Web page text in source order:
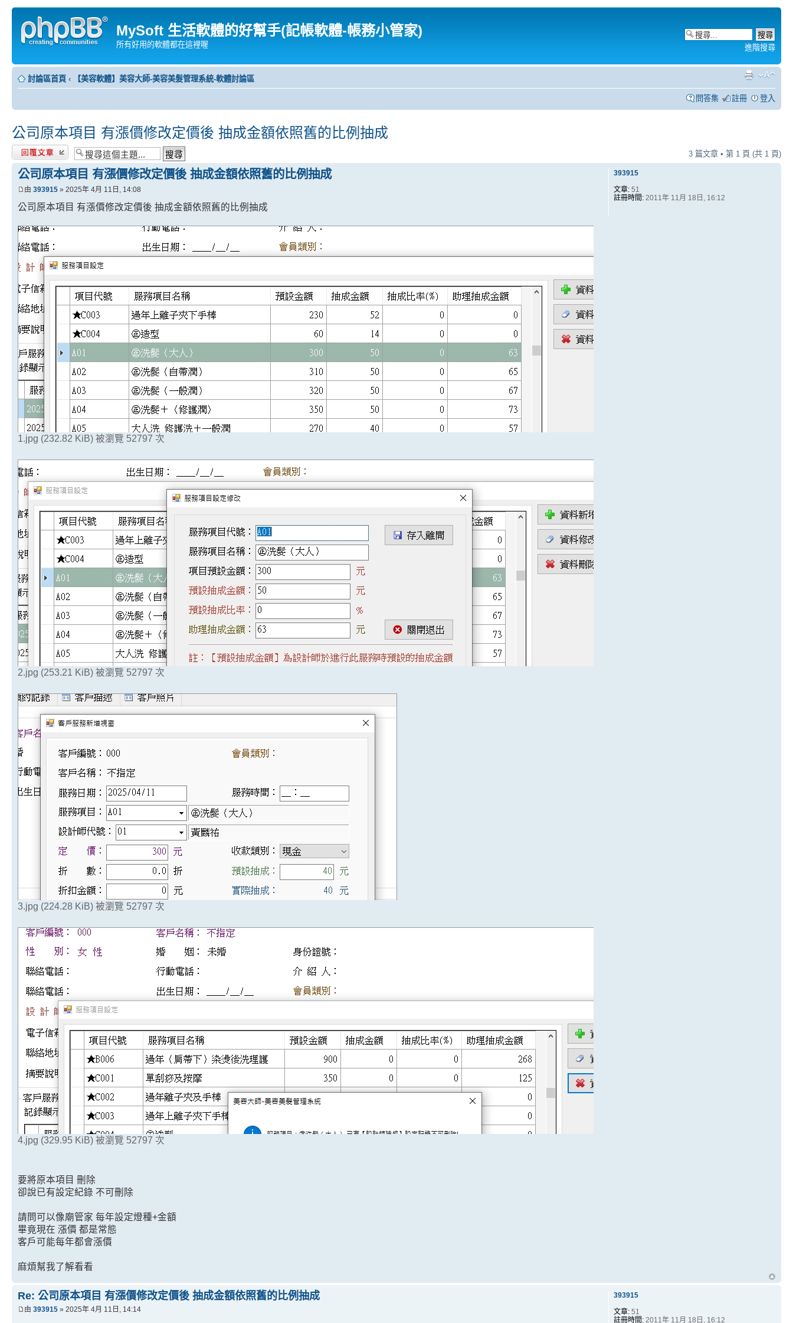
MySoft 生活軟體的好幫手(記帳軟體-帳務小管家)
所有好用的軟體都在這裡喔 進階搜尋
討論區首頁 ‹ 【美容軟體】美容大師-美容美髮管理系統-軟體討論區
問答集 註冊 登入
公司原本項目 有漲價修改定價後 抽成金額依照舊的比例抽成
發表回覆 3 篇文章 • 第 1 頁 (共 1 頁)
公司原本項目 有漲價修改定價後 抽成金額依照舊的比例抽成
由 393915 » 2025年 4月 11日, 14:08
公司原本項目 有漲價修改定價後 抽成金額依照舊的比例抽成
1.jpg (232.82 KiB) 被瀏覽 52797 次
2.jpg (253.21 KiB) 被瀏覽 52797 次
3.jpg (224.28 KiB) 被瀏覽 52797 次
4.jpg (329.95 KiB) 被瀏覽 52797 次
要將原本項目 刪除
卻說已有設定紀錄 不可刪除
請問可以像廟管家 每年設定燈種+金額
畢竟現在 漲價 都是常態
客戶可能每年都會漲價
麻煩幫我了解看看
393915
文章:51
註冊時間:2011年 11月 18日, 16:12
Re: 公司原本項目 有漲價修改定價後 抽成金額依照舊的比例抽成
由 393915 » 2025年 4月 11日, 14:14
393915
文章:51
註冊時間:2011年 11月 18日, 16:12